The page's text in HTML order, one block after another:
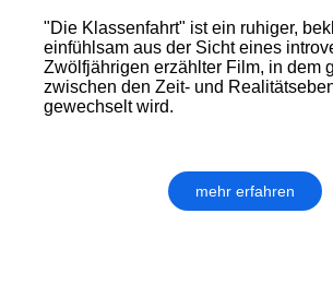
"Die Klassenfahrt" ist ein ruhiger,
einfühlsam aus der Sicht eines
Zwölfjährigen erzählter Film, in dem
zwischen den Zeit- und
gewechselt wird.
mehr erfahren